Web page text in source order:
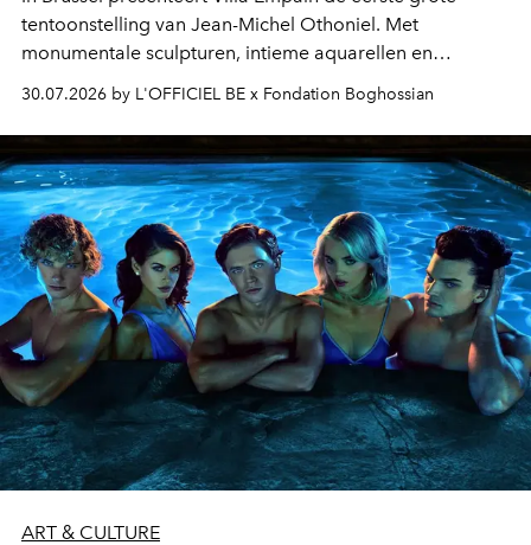
tentoonstelling van Jean-Michel Othoniel. Met
monumentale sculpturen, intieme aquarellen en
een emotionele reis waarin elk werk de herinnering
oproept aan een ontmoeting, een bestemming of een
moment van verwondering.
30.07.2026 by L'OFFICIEL BE x Fondation Boghossian
ART & CULTURE